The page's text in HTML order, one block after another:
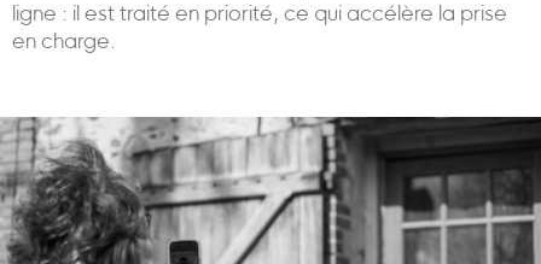
ligne : il est traité en priorité, ce qui accélère la prise
en charge.